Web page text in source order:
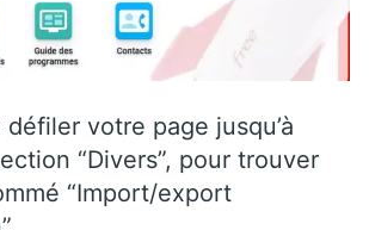
votre page jusqu’à
“Divers”, pour trouver
“Import/export